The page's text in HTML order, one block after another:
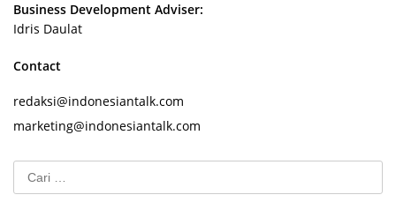
Business Development Adviser:
Idris Daulat
Contact
redaksi@indonesiantalk.com
marketing@indonesiantalk.com
Cari
untuk: